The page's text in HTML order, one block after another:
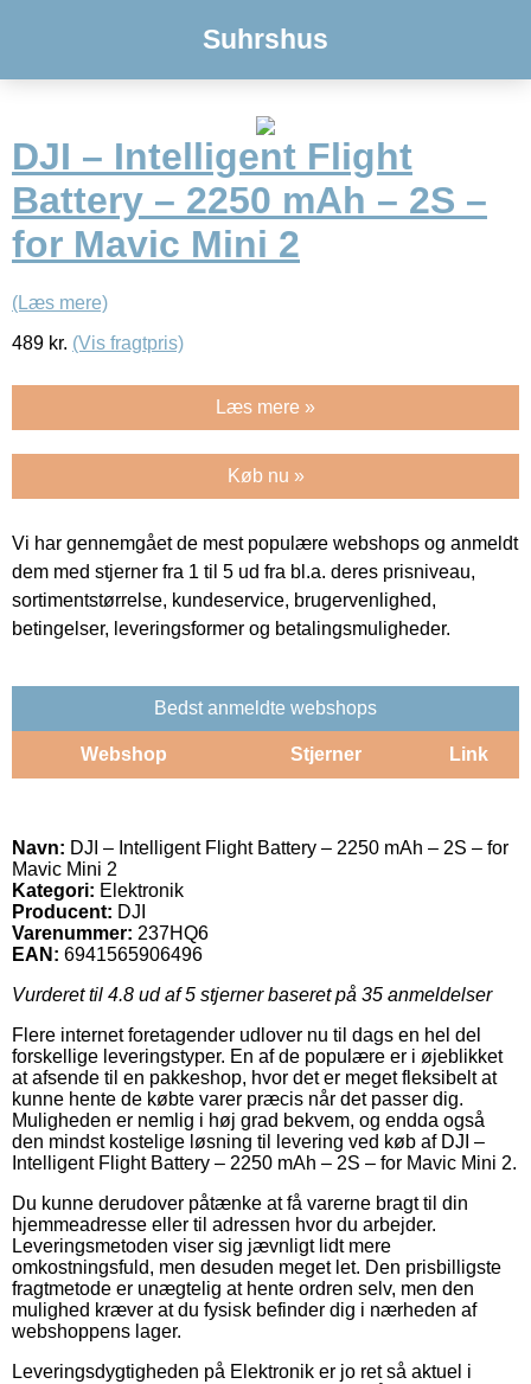
Suhrshus
DJI – Intelligent Flight
Battery – 2250 mAh – 2S –
for Mavic Mini 2
(Læs mere)
489 kr. (Vis fragtpris)
Læs mere »
Køb nu »
Vi har gennemgået de mest populære webshops og anmeldt
dem med stjerner fra 1 til 5 ud fra bl.a. deres prisniveau,
sortimentstørrelse, kundeservice, brugervenlighed,
betingelser, leveringsformer og betalingsmuligheder.
Bedst anmeldte webshops
Webshop Stjerner Link
Navn: DJI – Intelligent Flight Battery – 2250 mAh – 2S – for
Mavic Mini 2
Kategori: Elektronik
Producent: DJI
Varenummer: 237HQ6
EAN: 6941565906496
Vurderet til 4.8 ud af 5 stjerner baseret på 35 anmeldelser
Flere internet foretagender udlover nu til dags en hel del
forskellige leveringstyper. En af de populære er i øjeblikket
at afsende til en pakkeshop, hvor det er meget fleksibelt at
kunne hente de købte varer præcis når det passer dig.
Muligheden er nemlig i høj grad bekvem, og endda også
den mindst kostelige løsning til levering ved køb af DJI –
Intelligent Flight Battery – 2250 mAh – 2S – for Mavic Mini 2.
Du kunne derudover påtænke at få varerne bragt til din
hjemmeadresse eller til adressen hvor du arbejder.
Leveringsmetoden viser sig jævnligt lidt mere
omkostningsfuld, men desuden meget let. Den prisbilligste
fragtmetode er unægtelig at hente ordren selv, men den
mulighed kræver at du fysisk befinder dig i nærheden af
webshoppens lager.
Leveringsdygtigheden på Elektronik er jo ret så aktuel i